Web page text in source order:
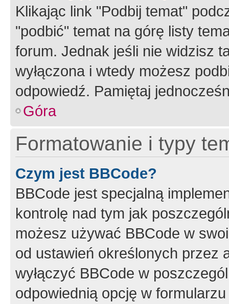
Klikając link "Podbij temat"
"podbić" temat na górę listy
forum. Jednak jeśli nie widzisz
wyłączona i wtedy możesz
odpowiedź. Pamiętaj
Góra
Formatowanie i typy
Czym jest BBCode?
BBCode jest specjalną
kontrolę nad tym jak
możesz używać BBCode w
od ustawień określonych przez
wyłączyć BBCode w
odpowiednią opcję w